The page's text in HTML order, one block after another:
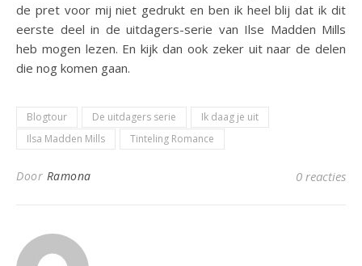
de pret voor mij niet gedrukt en ben ik heel blij dat ik dit
eerste deel in de uitdagers-serie van Ilse Madden Mills
heb mogen lezen. En kijk dan ook zeker uit naar de delen
die nog komen gaan.
Blogtour De uitdagers serie
Ik daag je uit
Ilsa Madden Mills
Tinteling Romance
Door Ramona 0 reacties